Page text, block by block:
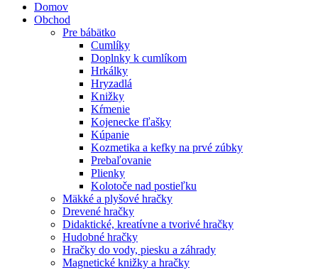
Domov
Obchod
Pre bábätko
Cumlíky
Doplnky k cumlíkom
Hrkálky
Hryzadlá
Knižky
Kŕmenie
Kojenecke fľašky
Kúpanie
Kozmetika a kefky na prvé zúbky
Prebaľovanie
Plienky
Kolotoče nad postieľku
Mäkké a plyšové hračky
Drevené hračky
Didaktické, kreatívne a tvorivé hračky
Hudobné hračky
Hračky do vody, piesku a záhrady
Magnetické knižky a hračky